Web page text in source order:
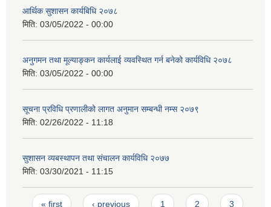
आर्थिक सुशासन कार्यबिधि २०७८
मिति: 03/05/2022 - 00:00
अनुगमन तथा मूल्याङ्कन कार्यलाई व्यवस्थित गर्न बनेको कार्यविधि २०७८
मिति: 03/05/2022 - 00:00
सूचना प्रविधि प्रणालीको लागत अनुमान सम्बन्धी नम्स २०७९
मिति: 02/26/2022 - 11:18
सुशासन व्यबस्थापन तथा संचालन कार्यविधि २०७७
मिति: 03/30/2021 - 11:15
« first ‹ previous 1 2 3